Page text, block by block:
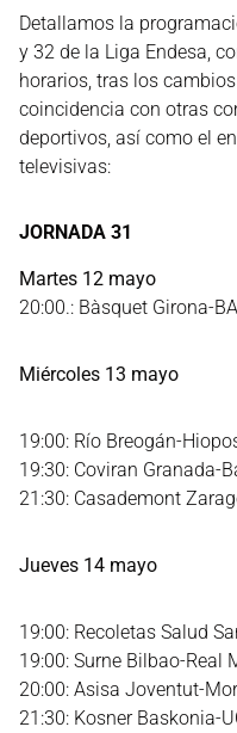
Detallamos la
y 32 de la Liga Endesa,
horarios, tras los
coincidencia con otras
deportivos, así como el
televisivas:
JORNADA 31
Martes 12 mayo
20:00.: Bàsquet Girona-
Miércoles 13 mayo
19:00: Río Breogán-
19:30: Coviran Granada-
21:30: Casademont
Jueves 14 mayo
19:00: Recoletas Salud
19:00: Surne Bilbao-Real
20:00: Asisa Joventut-
21:30: Kosner Baskonia-